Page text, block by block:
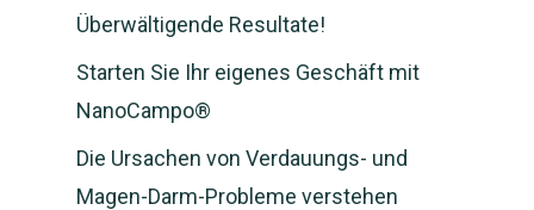
Überwältigende Resultate!
Starten Sie Ihr eigenes Geschäft mit
NanoCampo®
Die Ursachen von Verdauungs- und
Magen-Darm-Probleme verstehen